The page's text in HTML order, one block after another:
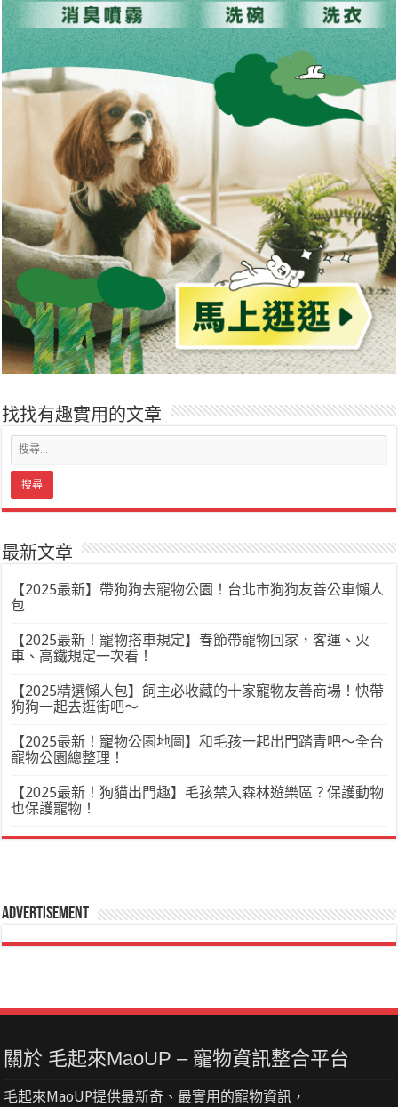
找找有趣實用的文章
最新文章
【2025最新】帶狗狗去寵物公園！台北市狗狗友善公車懶人
包
【2025最新！寵物搭車規定】春節帶寵物回家，客運、火
車、高鐵規定一次看！
【2025精選懶人包】飼主必收藏的十家寵物友善商場！快帶
狗狗一起去逛街吧～
【2025最新！寵物公園地圖】和毛孩一起出門踏青吧～全台
寵物公園總整理！
【2025最新！狗貓出門趣】毛孩禁入森林遊樂區？保護動物
也保護寵物！
Advertisement
關於 毛起來MaoUP – 寵物資訊整合平台
毛起來MaoUP提供最新奇、最實用的寵物資訊，